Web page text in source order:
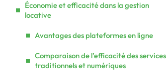
Économie et efficacité dans la gestion
locative
Avantages des plateformes en ligne
Comparaison de l’efficacité des services
traditionnels et numériques